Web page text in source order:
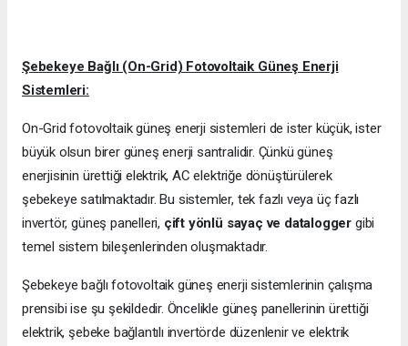
Şebekeye Bağlı (On-Grid) Fotovoltaik Güneş Enerji
Sistemleri:
On-Grid fotovoltaik güneş enerji sistemleri de ister küçük, ister
büyük olsun birer güneş enerji santralidir. Çünkü güneş
enerjisinin ürettiği elektrik, AC elektriğe dönüştürülerek
şebekeye satılmaktadır. Bu sistemler, tek fazlı veya üç fazlı
invertör, güneş panelleri, çift yönlü sayaç ve datalogger gibi
temel sistem bileşenlerinden oluşmaktadır.
Şebekeye bağlı fotovoltaik güneş enerji sistemlerinin çalışma
prensibi ise şu şekildedir. Öncelikle güneş panellerinin ürettiği
elektrik, şebeke bağlantılı invertörde düzenlenir ve elektrik